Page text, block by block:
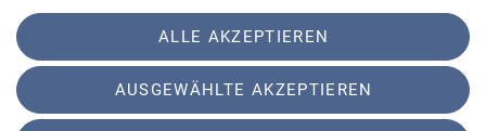
An den Tourentagen werden die
unterschiedlichsten Unternehmungen
angeboten. Bei unserem vielfältigen
Tourenangebot ist es unser Bestreben,
dass für alle Interessierten und für
Sektion Vierseenland des Deutschen Alpenvereins e.V.
Hauptstraße 42
82229 Seefeld
Telefon +4981529839280
ALLE AKZEPTIEREN
AUSGEWÄHLTE AKZEPTIEREN